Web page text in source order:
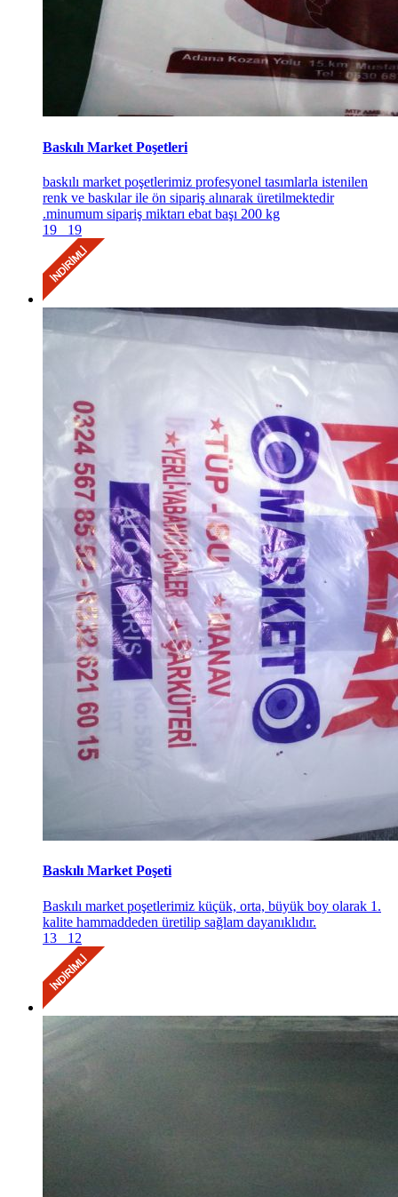
Baskılı Market Poşetleri
baskılı market poşetlerimiz profesyonel tasımlarla istenilen
renk ve baskılar ile ön sipariş alınarak üretilmektedir
.minumum sipariş miktarı ebat başı 200 kg
19
19
Baskılı Market Poşeti
Baskılı market poşetlerimiz küçük, orta, büyük boy olarak 1.
kalite hammaddeden üretilip sağlam dayanıklıdır.
13
12